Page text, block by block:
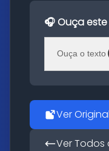
🎧 Ouça
Ouça o texto
Ver Original
Ver Todos